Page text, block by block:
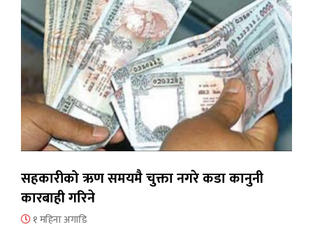
सहकारीको ऋण समयमै चुक्ता नगरे कडा कानुनी
कारबाही गरिने
१ महिना अगाडि